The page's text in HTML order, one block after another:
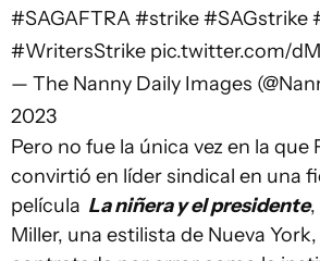
#SAGAFTRA#strike#SAGstrike
#WritersStrike pic.twitter.com/
— The Nanny Daily Images
2023
Pero no fue la única vez en la que
convirtió en líder sindical en una
película La niñera y el presidente,
Miller, una estilista de Nueva York,